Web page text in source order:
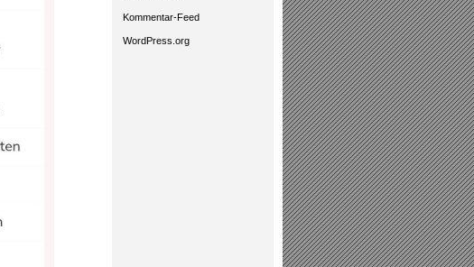
Kommentar-Feed
WordPress.org